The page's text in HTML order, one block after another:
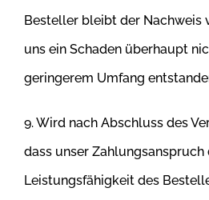
Besteller bleibt der Nachweis
uns ein Schaden überhaupt
geringerem Umfang
9. Wird nach Abschluss des
dass unser
Leistungsfähigkeit des